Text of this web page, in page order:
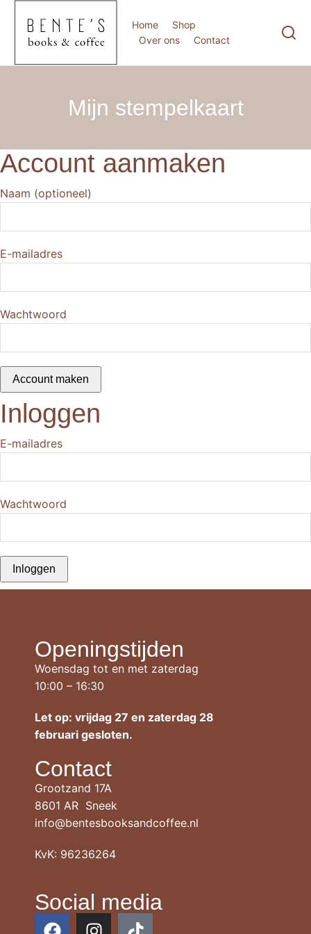
Home
Shop
Over ons
Contact
Mijn stempelkaart
Account aanmaken
Naam (optioneel)
E-mailadres
Wachtwoord
Account maken
Inloggen
E-mailadres
Wachtwoord
Inloggen
Openingstijden
Woensdag tot en met zaterdag
10:00 – 16:30
Let op: vrijdag 27 en zaterdag 28
februari gesloten.
Contact
Grootzand 17A
8601 AR Sneek
info@bentesbooksandcoffee.nl
KvK: 96236264
Social media